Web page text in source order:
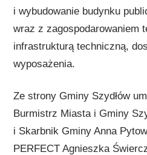
i wybudowanie budynku
wraz z zagospodarowaniem
infrastrukturą techniczną,
wyposażenia.
Ze strony Gminy Szydłów
Burmistrz Miasta i Gminy
i Skarbnik Gminy Anna
PERFECT Agnieszka